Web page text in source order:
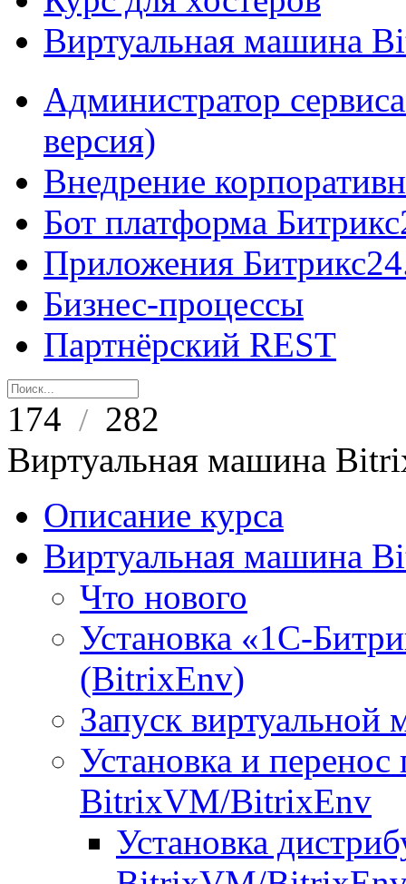
Виртуальная машина
Администратор
версия)
Внедрение
Бот платформа
Приложения
Бизнес-процессы
Партнёрский REST
174 / 282
Виртуальная машина
Описание курса
Виртуальная машина
Что нового
Установка «1С-
(BitrixEnv)
Запуск
Установка и
BitrixVM/BitrixEnv
Установка